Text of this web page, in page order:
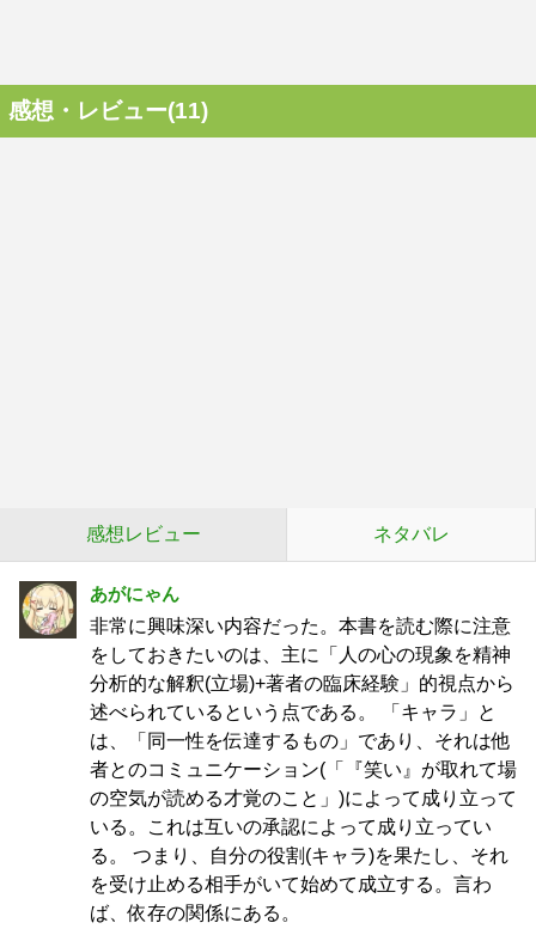
感想・レビュー(11)
感想レビュー ネタバレ
あがにゃん
非常に興味深い内容だった。本書を読む際に注意
をしておきたいのは、主に「人の心の現象を精神
分析的な解釈(立場)+著者の臨床経験」的視点から
述べられているという点である。 「キャラ」と
は、「同一性を伝達するもの」であり、それは他
者とのコミュニケーション(「『笑い』が取れて場
の空気が読める才覚のこと」)によって成り立って
いる。これは互いの承認によって成り立ってい
る。 つまり、自分の役割(キャラ)を果たし、それ
を受け止める相手がいて始めて成立する。言わ
ば、依存の関係にある。